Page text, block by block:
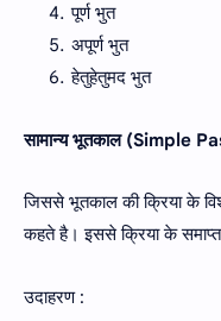
पूर्ण भुत
अपूर्ण भुत
हेतुहेतुमद भुत
सामान्य भूतकाल (Simple
जिससे भूतकाल की क्रिया के
कहते है। इससे क्रिया के समाप्त
उदाहरण :